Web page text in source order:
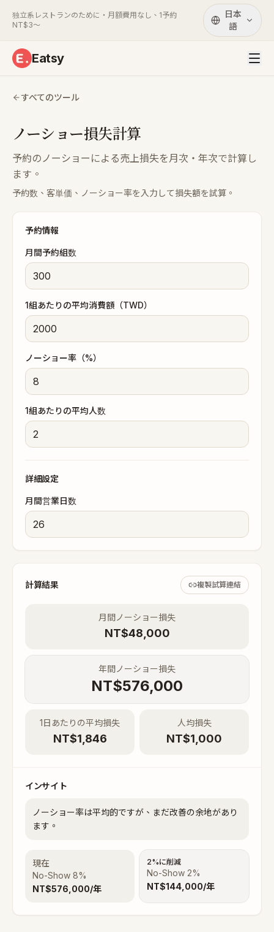
独立系レストランのために・月額費用なし、1予約
NT$3〜
日本
語
Eatsy
すべてのツール
ノーショー損失計算
予約のノーショーによる売上損失を月次・年次で計算し
ます。
予約数、客単価、ノーショー率を入力して損失額を試算。
予約情報
月間予約組数
1組あたりの平均消費額（TWD）
ノーショー率（%）
1組あたりの平均人数
詳細設定
月間営業日数
計算結果 複製試算連結
月間ノーショー損失
NT$48,000
年間ノーショー損失
NT$576,000
1日あたりの平均損失
NT$1,846
人均損失
NT$1,000
インサイト
ノーショー率は平均的ですが、まだ改善の余地があり
ます。
現在
No-Show 8%
NT$576,000/年
2%に削減
No-Show 2%
NT$144,000/年